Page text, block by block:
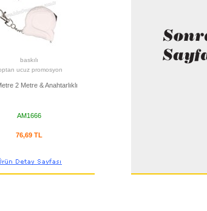
baskılı
ucuz promosyon
2 Metre & Anahtarlıklı
AM1666
76,69 TL